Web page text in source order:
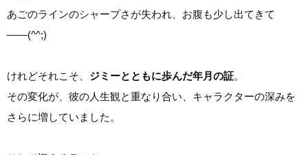
あごのラインのシャープさが失われ、お腹も少し出てきて
――(^^;)
けれどそれこそ、 ジミーとともに歩んだ年月の証。
その変化が、彼の人生観と重なり合い、キャラクターの深みを
さらに増していました。